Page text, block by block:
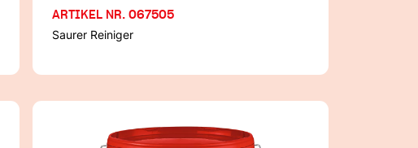
ARTIKEL NR. 067505
Saurer Reiniger